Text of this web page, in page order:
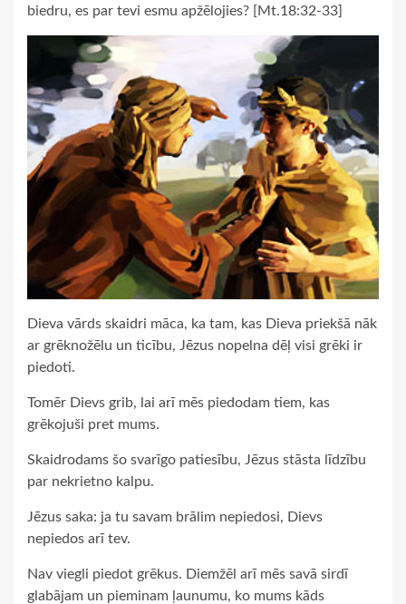
biedru, es par tevi esmu apžēlojies? [Mt.18:32-33]
Dieva vārds skaidri māca, ka tam, kas Dieva priekšā nāk
ar grēknožēlu un ticību, Jēzus nopelna dēļ visi grēki ir
piedoti.
Tomēr Dievs grib, lai arī mēs piedodam tiem, kas
grēkojuši pret mums.
Skaidrodams šo svarīgo patiesību, Jēzus stāsta līdzību
par nekrietno kalpu.
Jēzus saka: ja tu savam brālim nepiedosi, Dievs
nepiedos arī tev.
Nav viegli piedot grēkus. Diemžēl arī mēs savā sirdī
glabājam un pieminam ļaunumu, ko mums kāds